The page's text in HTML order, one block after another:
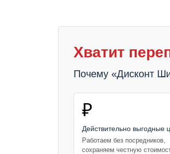
Хватит
Почему «Дисконт
₽
Действительно выгодные
Работаем без посредников,
сохраняем честную